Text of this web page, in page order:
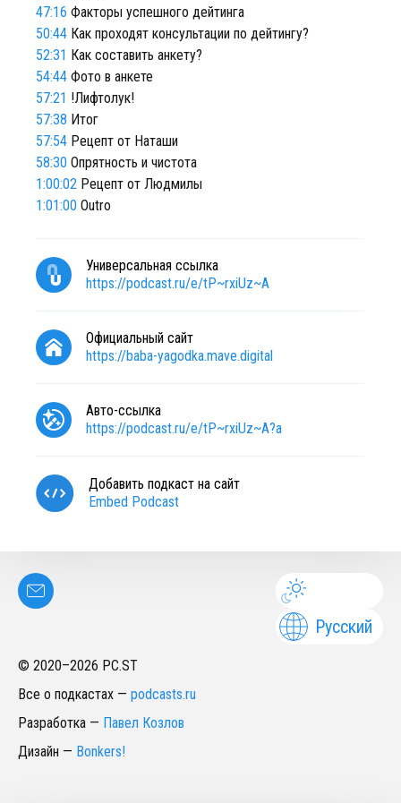
47:16 Факторы успешного дейтинга
50:44 Как проходят консультации по дейтингу?
52:31 Как составить анкету?
54:44 Фото в анкете
57:21 !Лифтолук!
57:38 Итог
57:54 Рецепт от Наташи
58:30 Опрятность и чистота
1:00:02 Рецепт от Людмилы
1:01:00 Outro
Универсальная ссылка
https://podcast.ru/e/tP~rxiUz~A
Официальный сайт
https://baba-yagodka.mave.digital
Авто-ссылка
https://podcast.ru/e/tP~rxiUz~A?a
Добавить подкаст на сайт
Embed Podcast
Русский
© 2020–2026 PC.ST
Все о подкастах — podcasts.ru
Разработка — Павел Козлов
Дизайн — Bonkers!